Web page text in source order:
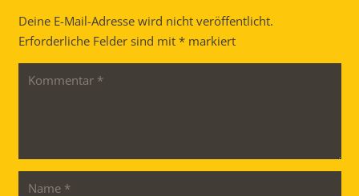
Deine E-Mail-Adresse wird nicht veröffentlicht.
Erforderliche Felder sind mit *markiert